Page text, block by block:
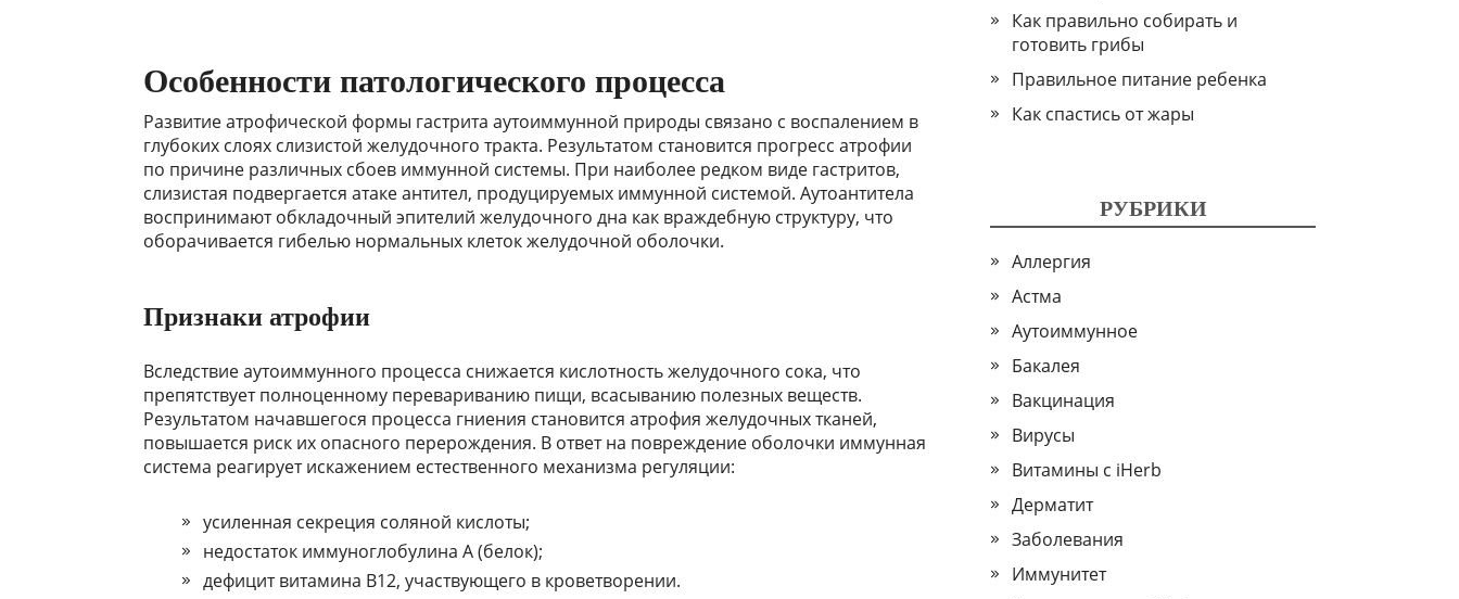
Особенности патологического процесса
Развитие атрофической формы гастрита аутоиммунной природы связано с воспалением в
глубоких слоях слизистой желудочного тракта. Результатом становится прогресс атрофии
по причине различных сбоев иммунной системы. При наиболее редком виде гастритов,
слизистая подвергается атаке антител, продуцируемых иммунной системой. Аутоантитела
воспринимают обкладочный эпителий желудочного дна как враждебную структуру, что
оборачивается гибелью нормальных клеток желудочной оболочки.
Признаки атрофии
Вследствие аутоиммунного процесса снижается кислотность желудочного сока, что
препятствует полноценному перевариванию пищи, всасыванию полезных веществ.
Результатом начавшегося процесса гниения становится атрофия желудочных тканей,
повышается риск их опасного перерождения. В ответ на повреждение оболочки иммунная
система реагирует искажением естественного механизма регуляции:
усиленная секреция соляной кислоты;
недостаток иммуноглобулина А (белок);
дефицит витамина В12, участвующего в кроветворении.
Как правильно собирать и
готовить грибы
Правильное питание ребенка
Как спастись от жары
РУБРИКИ
Аллергия
Астма
Аутоиммунное
Бакалея
Вакцинация
Вирусы
Витамины с iHerb
Дерматит
Заболевания
Иммунитет